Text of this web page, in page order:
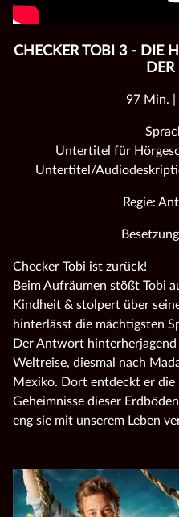
CHECKER TOBI 3 - DIE
DER
97 Min. |
Untertitel für
Untertitel/
Regie:
Checker Tobi ist zurück!
Beim Aufräumen stößt Tobi
Kindheit & stolpert über
hinterlässt die mächtigsten
Der Antwort
Weltreise, diesmal nach
Mexiko. Dort entdeckt er die
Geheimnisse dieser
eng sie mit unserem Leben